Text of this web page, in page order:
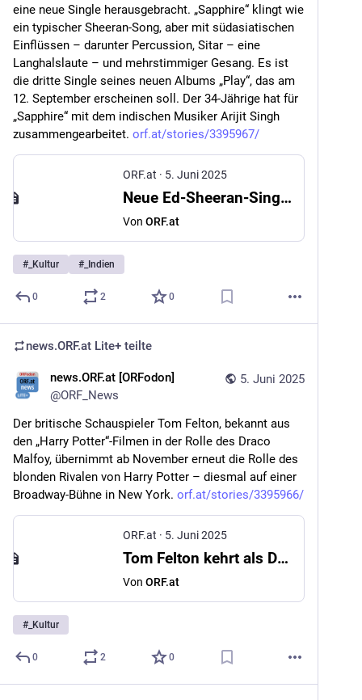
eine neue Single herausgebracht. „Sapphire“ klingt wie
ein typischer Sheeran-Song, aber mit südasiatischen
Einflüssen – darunter Percussion, Sitar – eine
Langhalslaute – und mehrstimmiger Gesang. Es ist
die dritte Single seines neuen Albums „Play“, das am
12. September erscheinen soll. Der 34-Jährige hat für
„Sapphire“ mit dem indischen Musiker Arijit Singh
zusammengearbeitet. orf.at/stories/3395967/
ORF.at · 5. Juni 2025
Neue Ed-Sheeran-Single: Inspiriert von Indien
Von ORF.at
# _Kultur # _Indien
0 2 0
news.ORF.at Lite+ teilte
5. Juni 2025
news.ORF.at [ORFodon]
@ORF_News
Der britische Schauspieler Tom Felton, bekannt aus
den „Harry Potter“-Filmen in der Rolle des Draco
Malfoy, übernimmt ab November erneut die Rolle des
blonden Rivalen von Harry Potter – diesmal auf einer
Broadway-Bühne in New York. orf.at/stories/3395966/
ORF.at · 5. Juni 2025
Tom Felton kehrt als Draco Malfoy auf Broadway zurück
Von ORF.at
# _Kultur
0 2 0